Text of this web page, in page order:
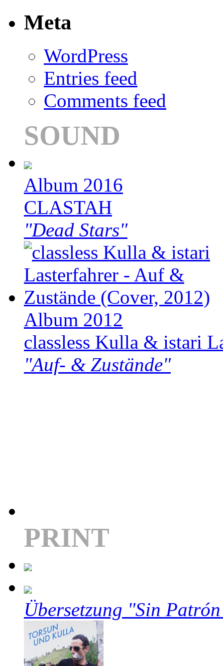
Meta
WordPress
Entries feed
Comments feed
SOUND
Album 2016
CLASTAH
"Dead Stars"
Album 2012
classless Kulla & istari
"Auf- & Zustände"
PRINT
Übersetzung "Sin